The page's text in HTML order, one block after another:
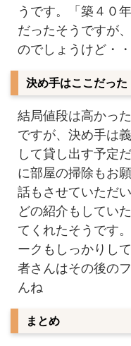
うです。「築４０
だったそうですが
のでしょうけど・・
決め手はここだった
結局値段は高かっ
ですが、決め手は
して貸し出す予定
に部屋の掃除もお
話もさせていただ
どの紹介もしてい
てくれたそうです
ークもしっかりし
者さんはその後の
んね
まとめ